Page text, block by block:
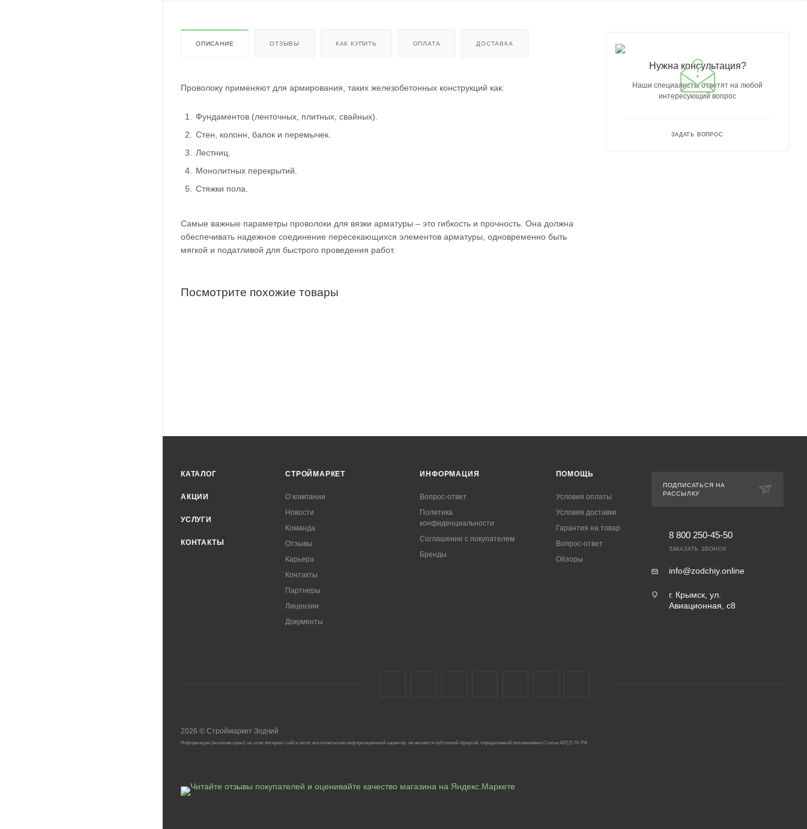
ОПИСАНИЕ ОТЗЫВЫ КАК КУПИТЬ ОПЛАТА ДОСТАВКА
Проволоку применяют для армирования, таких железобетонных конструкций как:
Фундаментов (ленточных, плитных, свайных).
Стен, колонн, балок и перемычек.
Лестниц.
Монолитных перекрытий.
Стяжки пола.
Самые важные параметры проволоки для вязки арматуры – это гибкость и прочность. Она должна
обеспечивать надежное соединение пересекающихся элементов арматуры, одновременно быть
мягкой и податливой для быстрого проведения работ.
Посмотрите похожие товары
Нужна консультация?
Наши специалисты ответят на любой
интересующий вопрос
ЗАДАТЬ ВОПРОС
КАТАЛОГ
АКЦИИ
УСЛУГИ
КОНТАКТЫ
СТРОЙМАРКЕТ
О компании
Новости
Команда
Отзывы
Карьера
Контакты
Партнеры
Лицензии
Документы
ИНФОРМАЦИЯ
Вопрос-ответ
Политика
конфиденциальности
Соглашение с покупателем
Бренды
ПОМОЩЬ
Условия оплаты
Условия доставки
Гарантия на товар
Вопрос-ответ
Обзоры
ПОДПИСАТЬСЯ НА
РАССЫЛКУ
8 800 250-45-50
ЗАКАЗАТЬ ЗВОНОК
info@zodchiy.online
г. Крымск, ул.
Авиационная, с8
2026 © Строймаркет Зодчий
Информация (включая цены) на этом интернет-сайте носит исключительно информационный характер, не является публичной офертой, определяемой положениями Статьи 437(2) ГК РФ.